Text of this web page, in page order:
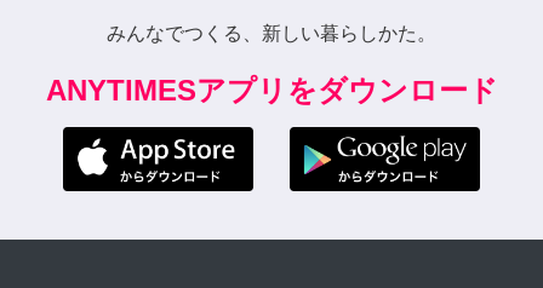
みんなでつくる、新しい暮らしかた。
ANYTIMESアプリをダウンロード